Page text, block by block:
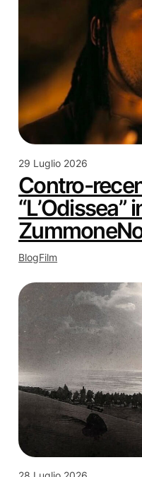
29 Luglio 2026
Contro-
“L’Odissea”
BlogFilm